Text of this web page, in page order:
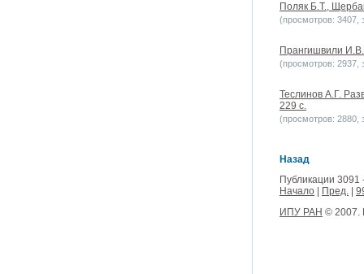
Поляк Б.Т.,
(просмотров: 3407,
Прангишвили
(просмотров: 2937,
Теслинов А.Г.
229 с.
(просмотров: 2880,
Назад
Публикации 3091
Начало
Пред.
ИПУ РАН © 2007.